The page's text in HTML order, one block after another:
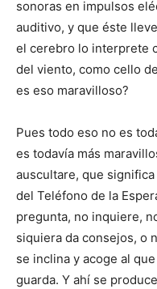
sonoras en impulsos
auditivo, y que éste
el cerebro lo interprete
del viento, como cello
es eso maravilloso?
Pues todo eso no es
es todavía más
auscultare, que
del Teléfono de la
pregunta, no inquiere,
siquiera da consejos, o
se inclina y acoge al
guarda. Y ahí se